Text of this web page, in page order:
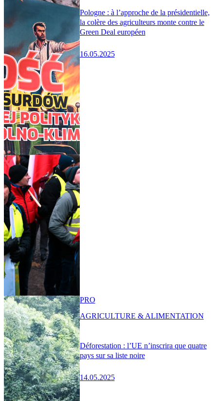
Pologne : à l’approche de la présidentielle,
la colère des agriculteurs monte contre le
Green Deal européen
16.05.2025
Déforestation : l’UE n’inscrira que quatre
pays sur sa liste noire
14.05.2025
PRO
AGRICULTURE & ALIMENTATION